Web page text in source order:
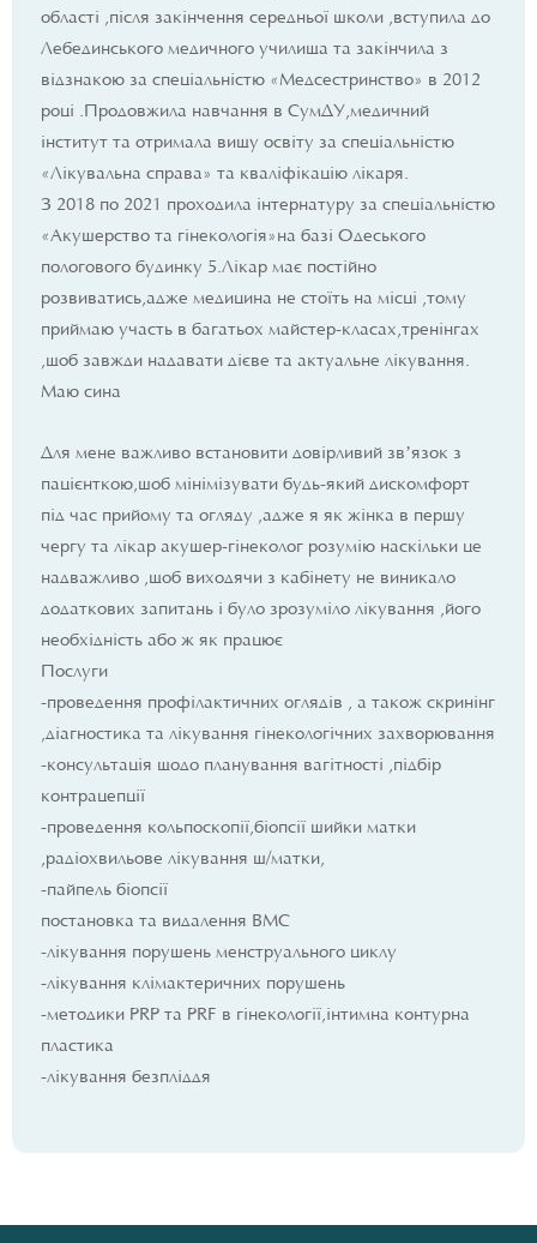
області ,після закінчення середньої школи ,вступила до
Лебединського медичного училища та закінчила з
відзнакою за спеціальністю «Медсестринство» в 2012
році .Продовжила навчання в СумДУ,медичний
інститут та отримала вищу освіту за спеціальністю
«Лікувальна справа» та кваліфікацію лікаря.
З 2018 по 2021 проходила інтернатуру за спеціальністю
«Акушерство та гінекологія»на базі Одеського
пологового будинку 5.Лікар має постійно
розвиватись,адже медицина не стоїть на місці ,тому
приймаю участь в багатьох майстер-класах,тренінгах
,щоб завжди надавати дієве та актуальне лікування.
Маю сина
Для мене важливо встановити довірливий звʼязок з
пацієнткою,шоб мінімізувати будь-який дискомфорт
під час прийому та огляду ,адже я як жінка в першу
чергу та лікар акушер-гінеколог розумію наскільки це
надважливо ,щоб виходячи з кабінету не виникало
додаткових запитань і було зрозуміло лікування ,його
необхідність або ж як працює
Послуги
-проведення профілактичних оглядів , а також скринінг
,діагностика та лікування гінекологічних захворювання
-консультація щодо планування вагітності ,підбір
контрацепції
-проведення кольпоскопії,біопсії шийки матки
,радіохвильове лікування ш/матки,
-пайпель біопсії
постановка та видалення ВМС
-лікування порушень менструального циклу
-лікування клімактеричних порушень
-методики PRP та PRF в гінекології,інтимна контурна
пластика
-лікування безпліддя